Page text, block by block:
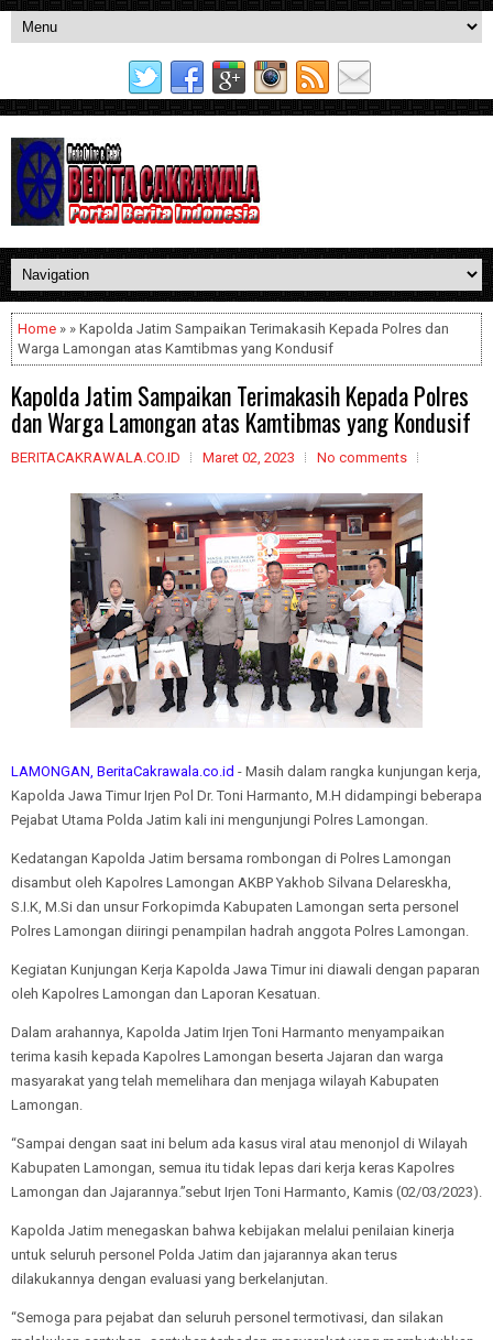
Home » » Kapolda Jatim Sampaikan Terimakasih Kepada Polres dan
Warga Lamongan atas Kamtibmas yang Kondusif
Kapolda Jatim Sampaikan Terimakasih Kepada Polres
dan Warga Lamongan atas Kamtibmas yang Kondusif
BERITACAKRAWALA.CO.ID Maret 02, 2023 No comments
LAMONGAN, BeritaCakrawala.co.id - Masih dalam rangka kunjungan kerja,
Kapolda Jawa Timur Irjen Pol Dr. Toni Harmanto, M.H didampingi beberapa
Pejabat Utama Polda Jatim kali ini mengunjungi Polres Lamongan.
Kedatangan Kapolda Jatim bersama rombongan di Polres Lamongan
disambut oleh Kapolres Lamongan AKBP Yakhob Silvana Delareskha,
S.I.K, M.Si dan unsur Forkopimda Kabupaten Lamongan serta personel
Polres Lamongan diiringi penampilan hadrah anggota Polres Lamongan.
Kegiatan Kunjungan Kerja Kapolda Jawa Timur ini diawali dengan paparan
oleh Kapolres Lamongan dan Laporan Kesatuan.
Dalam arahannya, Kapolda Jatim Irjen Toni Harmanto menyampaikan
terima kasih kepada Kapolres Lamongan beserta Jajaran dan warga
masyarakat yang telah memelihara dan menjaga wilayah Kabupaten
Lamongan.
“Sampai dengan saat ini belum ada kasus viral atau menonjol di Wilayah
Kabupaten Lamongan, semua itu tidak lepas dari kerja keras Kapolres
Lamongan dan Jajarannya.”sebut Irjen Toni Harmanto, Kamis (02/03/2023).
Kapolda Jatim menegaskan bahwa kebijakan melalui penilaian kinerja
untuk seluruh personel Polda Jatim dan jajarannya akan terus
dilakukannya dengan evaluasi yang berkelanjutan.
“Semoga para pejabat dan seluruh personel termotivasi, dan silakan